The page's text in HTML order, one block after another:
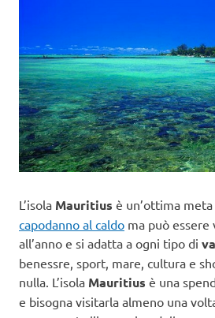
L’isola Mauritius è un’ottima
capodanno al caldo ma può essere
all’anno e si adatta a ogni tipo di
benessre, sport, mare, cultura e
nulla. L’isola Mauritius è una
e bisogna visitarla almeno una